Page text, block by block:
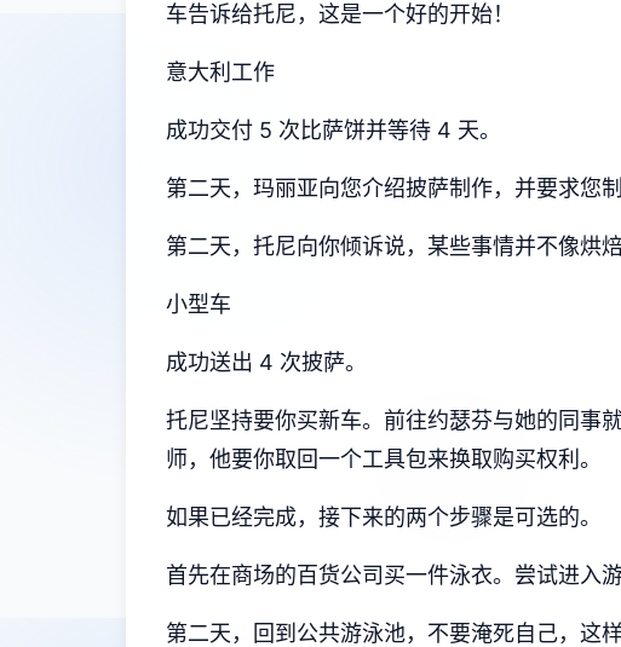
车告诉给托尼，这是一个好的开始！
意大利工作
成功交付 5 次比萨饼并等待 4 天。
第二天，玛丽亚向您介绍披萨制作，并要求您
第二天，托尼向你倾诉说，某些事情并不像烘焙
小型车
成功送出 4 次披萨。
托尼坚持要你买新车。前往约瑟芬与她的同事
师，他要你取回一个工具包来换取购买权利。
如果已经完成，接下来的两个步骤是可选的。
首先在商场的百货公司买一件泳衣。尝试进入
第二天，回到公共游泳池，不要淹死自己，这